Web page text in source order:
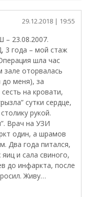
29.12.2018 | 19:55
– 23.08.2007.
3 года – мой стаж
шла час
зале оторвалась
меня), за
на кровати,
сутки сердце,
рукой.
Врач на УЗИ
один, а шрамов
Два года питался,
и сала свиного,
до инфаркта, после
Живу…